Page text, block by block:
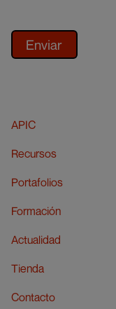
r
a
a
s
APIC
Recursos
Portafolios
Formación
Actualidad
Tienda
Contacto